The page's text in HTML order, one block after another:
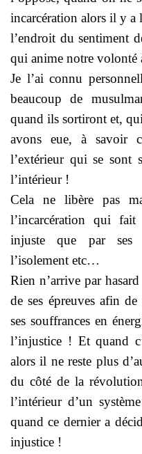
incarcération alors il y a
l’endroit du sentiment
qui anime notre volonté
Je l’ai connu
beaucoup de
quand ils sortiront et,
avons eue, à savoir
l’extérieur qui se sont
l’intérieur !
Cela ne libère pas
l’incarcération qui
injuste que par ses
l’isolement etc…
Rien n’arrive par
de ses épreuves afin
ses souffrances en
l’injustice ! Et quand
alors il ne reste plus
du côté de la
l’intérieur d’un
quand ce dernier a
injustice !